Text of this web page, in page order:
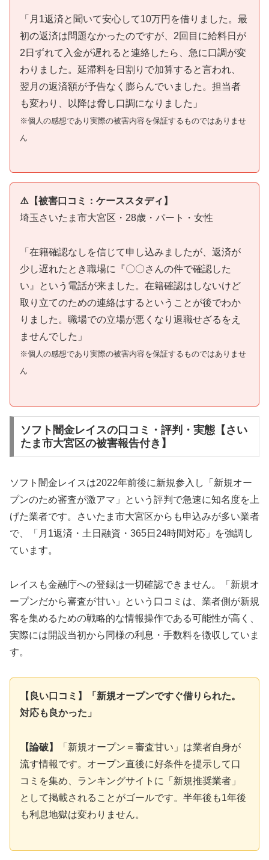
「月1返済と聞いて安心して10万円を借りました。最
初の返済は問題なかったのですが、2回目に給料日が
2日ずれて入金が遅れると連絡したら、急に口調が変
わりました。延滞料を日割りで加算すると言われ、
翌月の返済額が予告なく膨らんでいました。担当者
も変わり、以降は脅し口調になりました」
※個人の感想であり実際の被害内容を保証するものではありませ
ん
⚠️【被害口コミ：ケーススタディ】
埼玉さいたま市大宮区・28歳・パート・女性
「在籍確認なしを信じて申し込みましたが、返済が
少し遅れたとき職場に『〇〇さんの件で確認した
い』という電話が来ました。在籍確認はしないけど
取り立てのための連絡はするということが後でわか
りました。職場での立場が悪くなり退職せざるをえ
ませんでした」
※個人の感想であり実際の被害内容を保証するものではありませ
ん
ソフト闇金レイスの口コミ・評判・実態【さい
たま市大宮区の被害報告付き】
ソフト闇金レイスは2022年前後に新規参入し「新規オー
プンのため審査が激アマ」という評判で急速に知名度を上
げた業者です。さいたま市大宮区からも申込みが多い業者
で、「月1返済・土日融資・365日24時間対応」を強調し
ています。
レイスも金融庁への登録は一切確認できません。「新規オ
ープンだから審査が甘い」という口コミは、業者側が新規
客を集めるための戦略的な情報操作である可能性が高く、
実際には開設当初から同様の利息・手数料を徴収していま
す。
【良い口コミ】「新規オープンですぐ借りられた。
対応も良かった」
【論破】
「新規オープン＝審査甘い」は業者自身が
流す情報です。オープン直後に好条件を提示して口
コミを集め、ランキングサイトに「新規推奨業者」
として掲載されることがゴールです。半年後も1年後
も利息地獄は変わりません。